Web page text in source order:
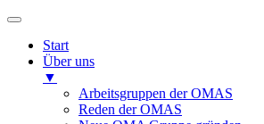
Start
Über uns
▼
Arbeitsgruppen der OMAS
Reden der OMAS